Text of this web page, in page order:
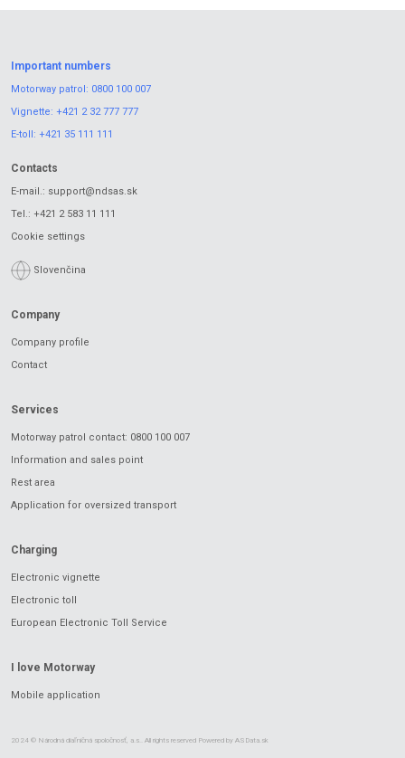
Important numbers
Motorway patrol: 0800 100 007
Vignette: +421 2 32 777 777
E-toll: +421 35 111 111
Contacts
E-mail.: support@ndsas.sk
Tel.: +421 2 583 11 111
Cookie settings
Slovenčina
Company
Company profile
Contact
Services
Motorway patrol contact: 0800 100 007
Information and sales point
Rest area
Application for oversized transport
Charging
Electronic vignette
Electronic toll
European Electronic Toll Service
I love Motorway
Mobile application
2024 © Národná diaľničná spoločnosť, a.s.. All rights reserved Powered by ASData.sk